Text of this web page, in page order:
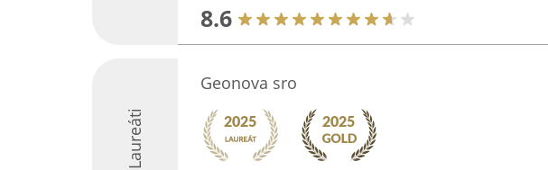
8.6
Laureáti
Geonova sro